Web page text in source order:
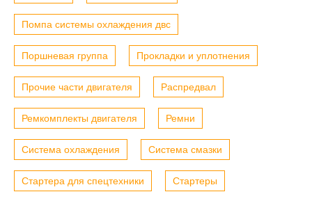
Помпа системы охлаждения двс
Поршневая группа Прокладки и уплотнения
Прочие части двигателя Распредвал
Ремкомплекты двигателя Ремни
Система охлаждения Система смазки
Стартера для спецтехники Стартеры